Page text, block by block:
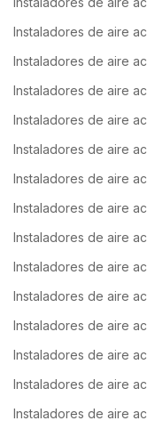
Instaladores de aire
Instaladores de aire
Instaladores de aire
Instaladores de aire
Instaladores de aire
Instaladores de aire
Instaladores de aire
Instaladores de aire
Instaladores de aire
Instaladores de aire
Instaladores de aire
Instaladores de aire
Instaladores de aire
Instaladores de aire